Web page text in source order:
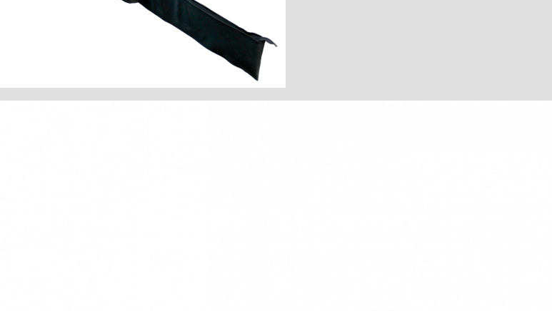
Aerofix система – вакуумного крепления F-